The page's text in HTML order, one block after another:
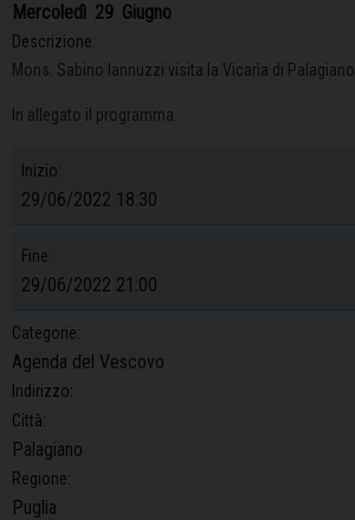
Mercoledì 29 Giugno
Descrizione:
Mons. Sabino Iannuzzi visita la Vicarìa di Palagiano.
In allegato il programma.
Inizio:
29/06/2022 18:30
Fine:
29/06/2022 21:00
Categorie:
Agenda del Vescovo
Indirizzo:
Città:
Palagiano
Regione:
Puglia